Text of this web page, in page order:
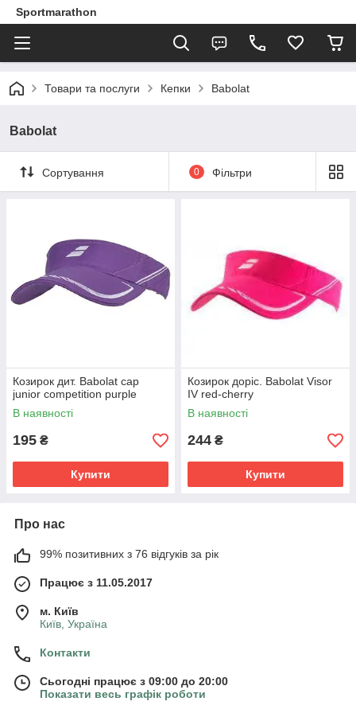
Sportmarathon
Товари та послуги Кепки Babolat
Babolat
Сортування 0 Фільтри
Козирок дит. Babolat cap
junior competition purple
В наявності
195 ₴
Купити
Козирок доріс. Babolat Visor
IV red-cherry
В наявності
244 ₴
Купити
Про нас
99% позитивних з 76 відгуків за рік
Працює з 11.05.2017
м. Київ
Київ, Україна
Контакти
Сьогодні працює з 09:00 до 20:00
Показати весь графік роботи